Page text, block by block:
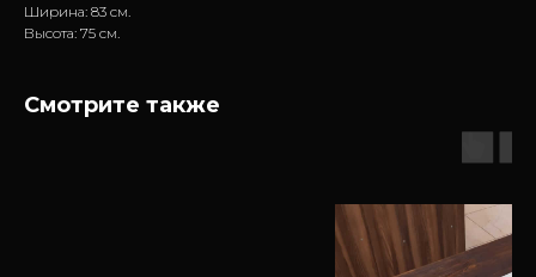
Ширина: 83 см.
Высота: 75 см.
Смотрите также